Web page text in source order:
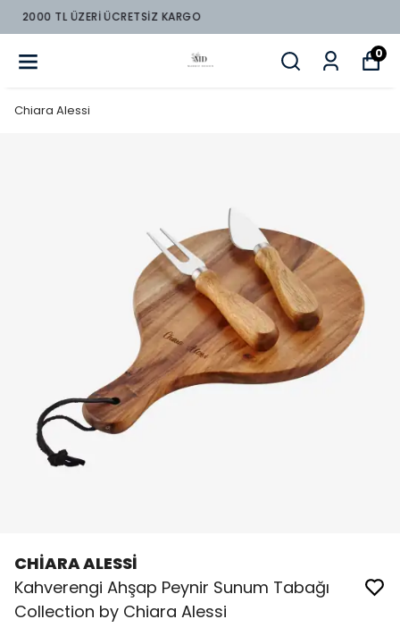
2000 TL ÜZERİ ÜCRETSİZ KARGO
0
Chiara Alessi
CHİARA ALESSİ
Kahverengi Ahşap Peynir Sunum Tabağı
Collection by Chiara Alessi